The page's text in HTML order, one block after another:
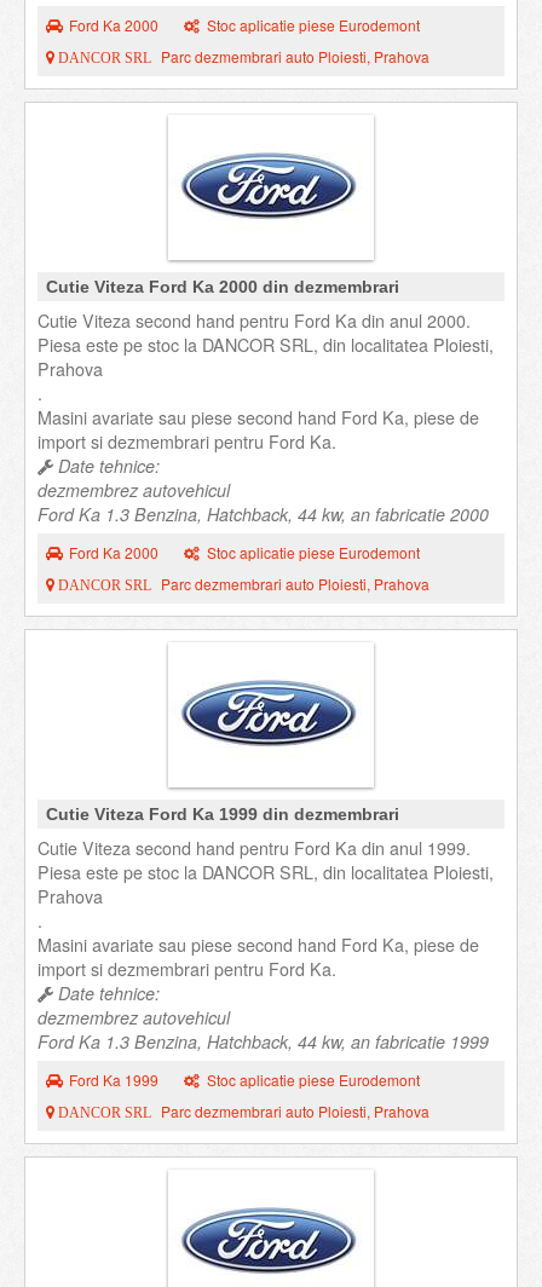
Ford Ka 2000 Stoc aplicatie piese Eurodemont
DANCOR SRL Parc dezmembrari auto Ploiesti, Prahova
Cutie Viteza Ford Ka 2000 din dezmembrari
Cutie Viteza second hand pentru Ford Ka din anul 2000.
Piesa este pe stoc la DANCOR SRL, din localitatea Ploiesti,
Prahova
.
Masini avariate sau piese second hand Ford Ka, piese de
import si dezmembrari pentru Ford Ka.
Date tehnice:
dezmembrez autovehicul
Ford Ka 1.3 Benzina, Hatchback, 44 kw, an fabricatie 2000
Ford Ka 2000 Stoc aplicatie piese Eurodemont
DANCOR SRL Parc dezmembrari auto Ploiesti, Prahova
Cutie Viteza Ford Ka 1999 din dezmembrari
Cutie Viteza second hand pentru Ford Ka din anul 1999.
Piesa este pe stoc la DANCOR SRL, din localitatea Ploiesti,
Prahova
.
Masini avariate sau piese second hand Ford Ka, piese de
import si dezmembrari pentru Ford Ka.
Date tehnice:
dezmembrez autovehicul
Ford Ka 1.3 Benzina, Hatchback, 44 kw, an fabricatie 1999
Ford Ka 1999 Stoc aplicatie piese Eurodemont
DANCOR SRL Parc dezmembrari auto Ploiesti, Prahova